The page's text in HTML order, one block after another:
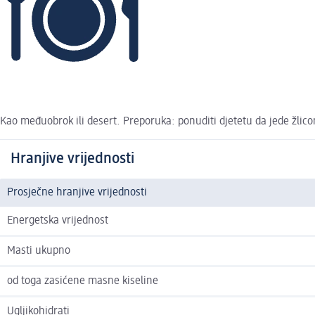
Kao međuobrok ili desert. Preporuka: ponuditi djetetu da jede
Hranjive vrijednosti
Prosječne hranjive vrijednosti
Energetska vrijednost
Masti ukupno
od toga zasićene masne kiseline
Ugljikohidrati